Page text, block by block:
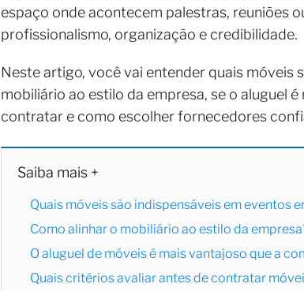
espaço onde acontecem palestras, reuniões
profissionalismo, organização e credibilidade.
Neste artigo, você vai entender quais móveis
mobiliário ao estilo da empresa, se o aluguel
contratar e como escolher fornecedores
Saiba mais +
Quais móveis são indispensáveis em eventos
Como alinhar o mobiliário ao estilo da
O aluguel de móveis é mais vantajoso que a
Quais critérios avaliar antes de contratar